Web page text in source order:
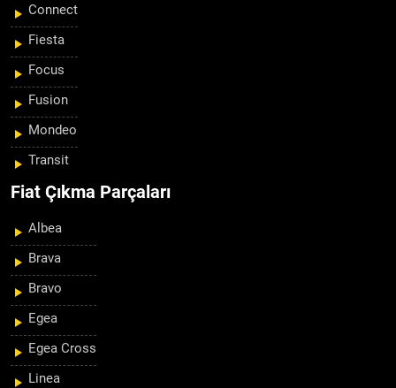
Connect
Fiesta
Focus
Fusion
Mondeo
Transit
Fiat Çıkma Parçaları
Albea
Brava
Bravo
Egea
Egea Cross
Linea